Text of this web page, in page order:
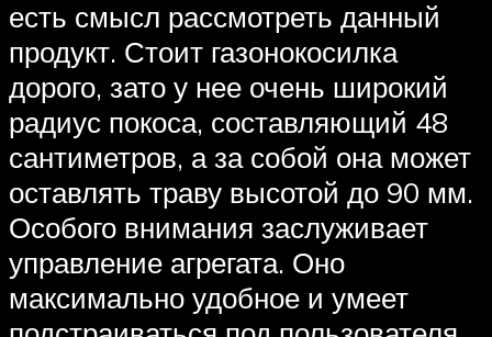
есть смысл рассмотреть данный
продукт. Стоит газонокосилка
дорого, зато у нее очень широкий
радиус покоса, составляющий 48
сантиметров, а за собой она может
оставлять траву высотой до 90 мм.
Особого внимания заслуживает
управление агрегата. Оно
максимально удобное и умеет